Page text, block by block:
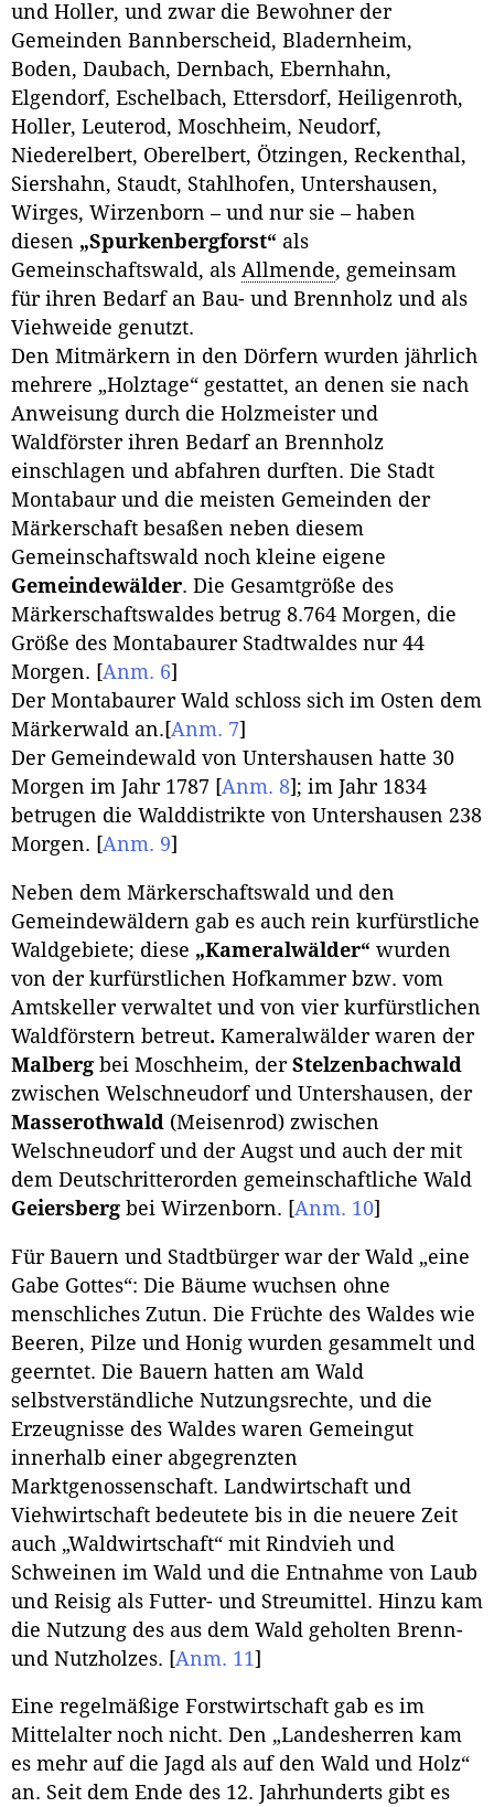
und Holler, und zwar die Bewohner der
Gemeinden Bannberscheid, Bladernheim,
Boden, Daubach, Dernbach, Ebernhahn,
Elgendorf, Eschelbach, Ettersdorf, Heiligenroth,
Holler, Leuterod, Moschheim, Neudorf,
Niederelbert, Oberelbert, Ötzingen, Reckenthal,
Siershahn, Staudt, Stahlhofen, Untershausen,
Wirges, Wirzenborn – und nur sie – haben
diesen „Spurkenbergforst“ als
Gemeinschaftswald, als Allmende, gemeinsam
für ihren Bedarf an Bau- und Brennholz und als
Viehweide genutzt.
Den Mitmärkern in den Dörfern wurden jährlich
mehrere „Holztage“ gestattet, an denen sie nach
Anweisung durch die Holzmeister und
Waldförster ihren Bedarf an Brennholz
einschlagen und abfahren durften. Die Stadt
Montabaur und die meisten Gemeinden der
Märkerschaft besaßen neben diesem
Gemeinschaftswald noch kleine eigene
Gemeindewälder. Die Gesamtgröße des
Märkerschaftswaldes betrug 8.764 Morgen, die
Größe des Montabaurer Stadtwaldes nur 44
Morgen. [Anm. 6]
Der Montabaurer Wald schloss sich im Osten dem
Märkerwald an. [Anm. 7]
Der Gemeindewald von Untershausen hatte 30
Morgen im Jahr 1787 [Anm. 8] ; im Jahr 1834
betrugen die Walddistrikte von Untershausen 238
Morgen. [Anm. 9]
Neben dem Märkerschaftswald und den
Gemeindewäldern gab es auch rein kurfürstliche
Waldgebiete; diese „Kameralwälder“ wurden
von der kurfürstlichen Hofkammer bzw. vom
Amtskeller verwaltet und von vier kurfürstlichen
Waldförstern betreut. Kameralwälder waren der
Malberg bei Moschheim, der Stelzenbachwald
zwischen Welschneudorf und Untershausen, der
Masserothwald (Meisenrod) zwischen
Welschneudorf und der Augst und auch der mit
dem Deutschritterorden gemeinschaftliche Wald
Geiersberg bei Wirzenborn. [Anm. 10]
Für Bauern und Stadtbürger war der Wald „eine
Gabe Gottes“: Die Bäume wuchsen ohne
menschliches Zutun. Die Früchte des Waldes wie
Beeren, Pilze und Honig wurden gesammelt und
geerntet. Die Bauern hatten am Wald
selbstverständliche Nutzungsrechte, und die
Erzeugnisse des Waldes waren Gemeingut
innerhalb einer abgegrenzten
Marktgenossenschaft. Landwirtschaft und
Viehwirtschaft bedeutete bis in die neuere Zeit
auch „Waldwirtschaft“ mit Rindvieh und
Schweinen im Wald und die Entnahme von Laub
und Reisig als Futter- und Streumittel. Hinzu kam
die Nutzung des aus dem Wald geholten Brenn-
und Nutzholzes. [Anm. 11]
Eine regelmäßige Forstwirtschaft gab es im
Mittelalter noch nicht. Den „Landesherren kam
es mehr auf die Jagd als auf den Wald und Holz“
an. Seit dem Ende des 12. Jahrhunderts gibt es